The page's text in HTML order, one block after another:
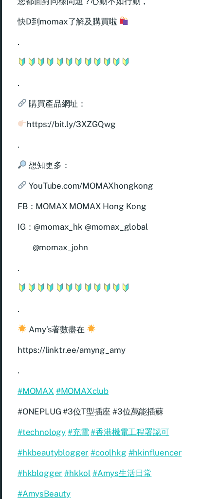
快D到momax了解及購買啦
.
.
購買產品網址：
https://bit.ly/3XZGQwg
.
想知更多：
YouTube.com/MOMAXhongkong
FB：MOMAX MOMAX Hong Kong
IG：@momax_hk @momax_global
@momax_john
.
.
Amy’s著數盡在
https://linktr.ee/amyng_amy
.
#MOMAX #MOMAXclub
#ONEPLUG #3位T型插座 #3位萬能插蘇
#technology #充電 #香港機電工程署認可
#hkbeautyblogger #coolhkg #hkinfluencer
#hkblogger #hkkol #Amys生活日常
#AmysBeauty